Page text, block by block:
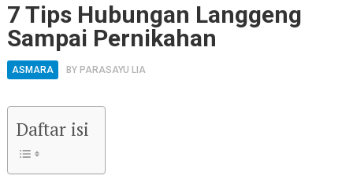
7 Tips Hubungan Langgeng
Sampai Pernikahan
ASMARA BY PARASAYU LIA
Daftar isi